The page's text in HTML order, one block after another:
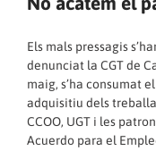
Els mals pressagis
denunciat la CGT de
maig, s’ha consumat
adquisitiu dels
CCOO, UGT i les
Acuerdo para el